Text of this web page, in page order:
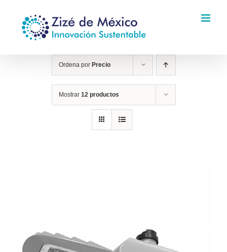
contenido
Ordena por Precio
Mostrar 12 productos